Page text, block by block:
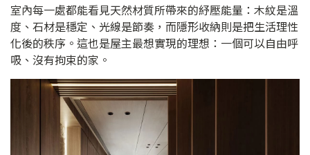
室內每一處都能看見天然材質所帶來的紓壓能量：木紋是溫
度、石材是穩定、光線是節奏，而隱形收納則是把生活理性
化後的秩序。這也是屋主最想實現的理想：一個可以自由呼
吸、沒有拘束的家。